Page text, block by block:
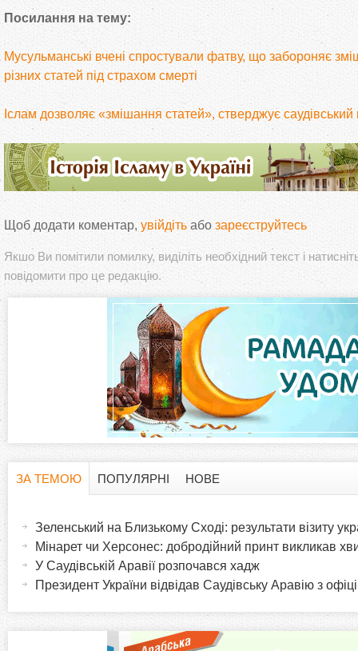
Посилання на тему:
Мусульманські вчені спростували фатву, що забороняє
різних статей під страхом смерті
Іслам дозволяє «змішання статей», стверджує саудівський
Щоб додати коментар, увійдіть або зареєструйтесь
Якшо Ви помітили помилку, виділіть необхідний текст і
повідомити про це редакцію.
ЗА ТЕМОЮ
ПОПУЛЯРНІ НОВЕ
Зеленський на Близькому Сході: результати візиту
Мінарет чи Херсонес: добродійний принт викликав
У Саудівській Аравії розпочався хадж
Президент України відвідав Саудівську Аравію з